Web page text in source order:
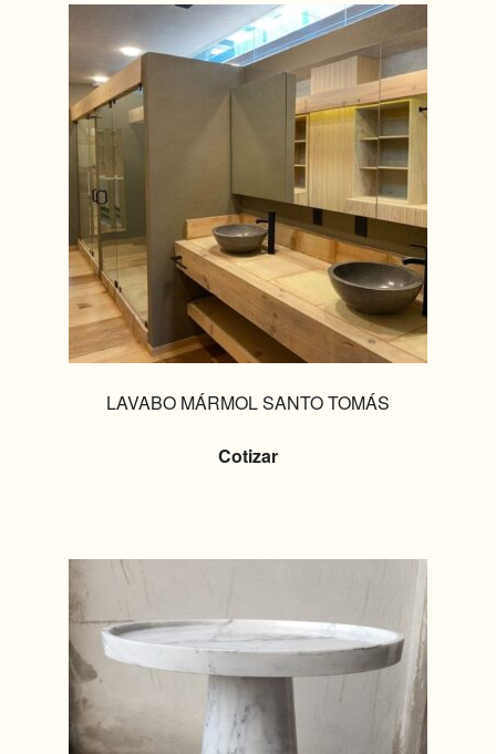
LAVABO MÁRMOL SANTO TOMÁS
Cotizar